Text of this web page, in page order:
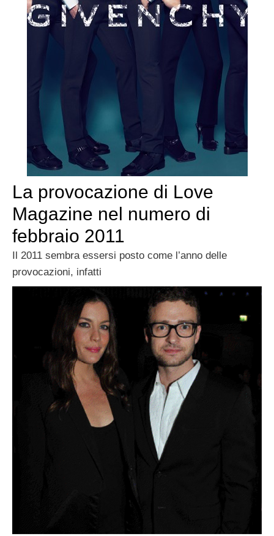
La provocazione di Love
Magazine nel numero di
febbraio 2011
Il 2011 sembra essersi posto come l’anno delle
provocazioni, infatti